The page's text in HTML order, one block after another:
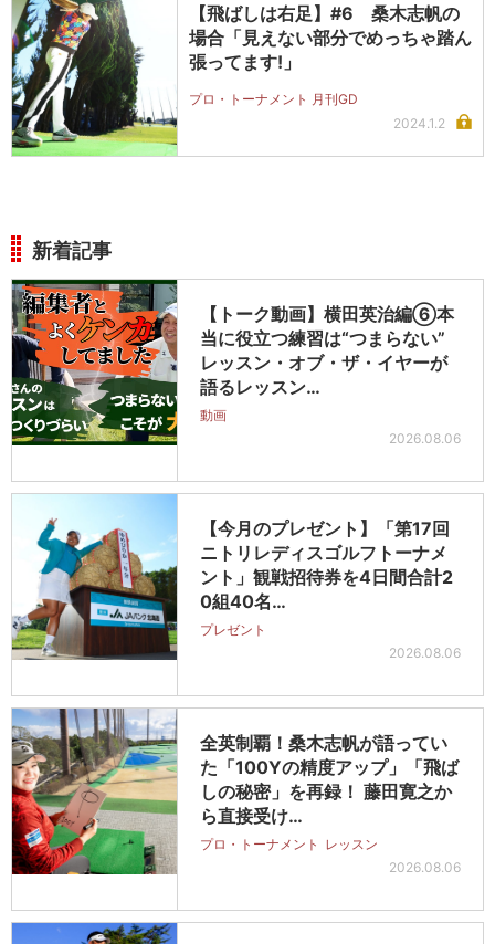
【飛ばしは右足】#6 桑木志帆の
場合「見えない部分でめっちゃ踏ん
張ってます!」
プロ・トーナメント 月刊GD
2024.1.2
新着記事
【トーク動画】横田英治編⑥本
当に役立つ練習は“つまらない”
レッスン・オブ・ザ・イヤーが
語るレッスン…
動画
2026.08.06
【今月のプレゼント】「第17回
ニトリレディスゴルフトーナメ
ント」観戦招待券を4日間合計2
0組40名…
プレゼント
2026.08.06
全英制覇！桑木志帆が語ってい
た「100Yの精度アップ」「飛ば
しの秘密」を再録！ 藤田寛之か
ら直接受け…
プロ・トーナメント レッスン
2026.08.06